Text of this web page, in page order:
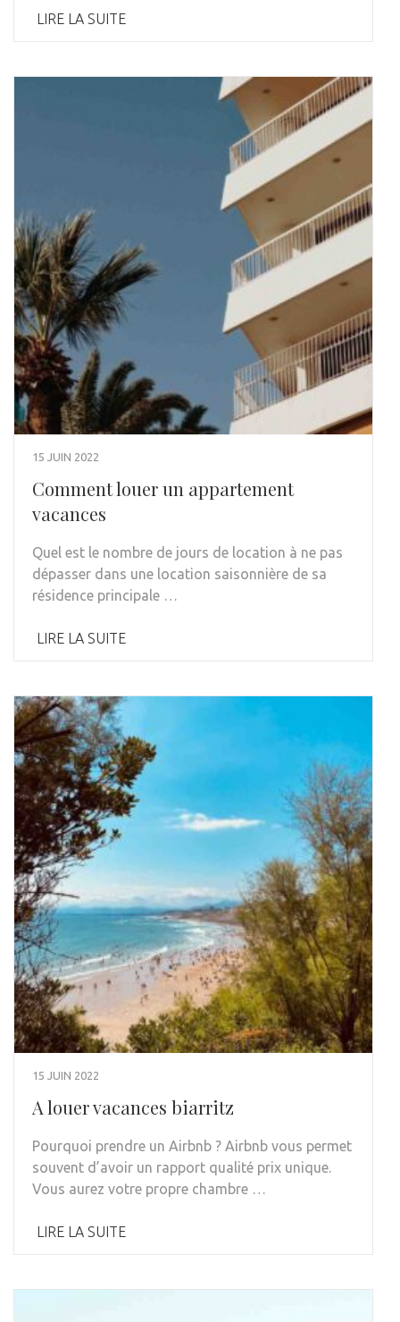
LIRE LA SUITE
15 JUIN 2022
Comment louer un appartement
vacances
Quel est le nombre de jours de location à ne pas
dépasser dans une location saisonnière de sa
résidence principale …
LIRE LA SUITE
15 JUIN 2022
A louer vacances biarritz
Pourquoi prendre un Airbnb ? Airbnb vous permet
souvent d’avoir un rapport qualité prix unique.
Vous aurez votre propre chambre …
LIRE LA SUITE